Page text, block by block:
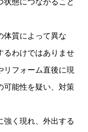
体質によって異な
るわけではありませ
リフォーム直後に現
可能性を疑い、対策
強く現れ、外出する